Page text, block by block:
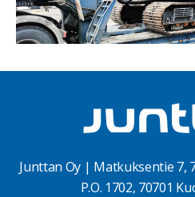
Junttan Oy | Matkuksentie 7,
P.O. 1702, 70701